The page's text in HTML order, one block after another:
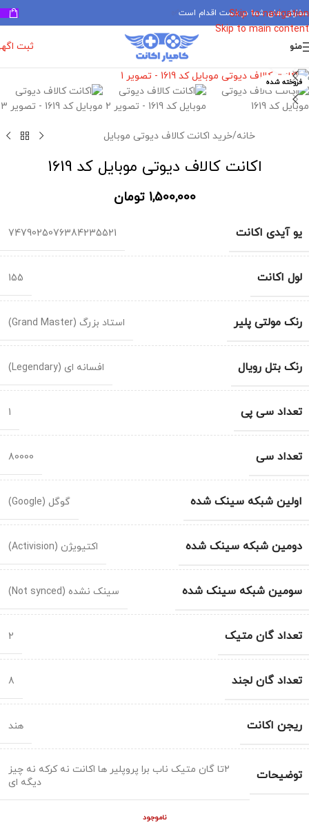
Skip to navigation
Skip to main content
سفارش های شما در دست اقدام است
منو ثبت
فروخته شده
برای بزرگنمایی کلیک کنید
خانه/خرید اکانت کالاف دیوتی موبایل
اکانت کالاف دیوتی موبایل کد 1619
1,500,000 تومان
یو آیدی اکانت 7479025076384235521
لول اکانت 155
رنک مولتی پلیر استاد بزرگ (Grand Master)
رنک بتل رویال افسانه ای (Legendary)
تعداد سی پی 1
تعداد سی 80000
اولین شبکه سینک شده گوگل (Google)
دومین شبکه سینک شده اکتیویژن (Activision)
سومین شبکه سینک شده سینک نشده (Not synced)
تعداد گان متیک 2
تعداد گان لجند 8
ریجن اکانت هند
توضیحات
۲تا گان متیک ناب برا پروپلیر ها اکانت نه کرکه نه چیز
دیگه ای
ناموجود